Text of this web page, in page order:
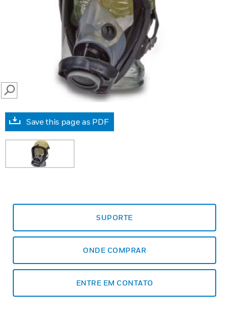
SEARCH
Save this page as PDF
SUPORTE
ONDE COMPRAR
ENTRE EM CONTATO